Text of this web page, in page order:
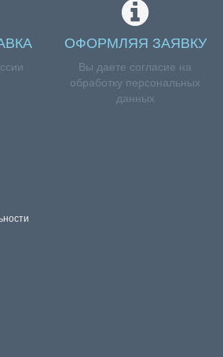
ОФОРМЛЯЯ ЗАЯВКУ
Вы даете согласие на
обработку персональных
данных